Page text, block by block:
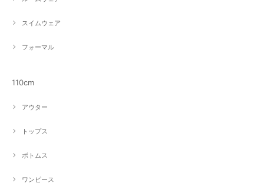
スイムウェア
フォーマル
110cm
アウター
トップス
ボトムス
ワンピース